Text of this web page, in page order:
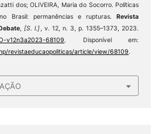
dos; OLIVEIRA, Maria do Socorro. Políticas
Brasil: permanências e rupturas.Revista
,[S. l.], v. 12, n. 3, p. 1355–1373, 2023.
v12n3a2023-68109. Disponível em:
revistaeducaopoliticas/article/view/68109.